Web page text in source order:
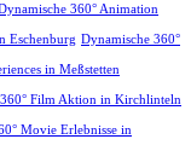
360° Animation
Eschenburg Dynamische 360°
in Meßstetten
Film Aktion in Kirchlinteln
Movie Erlebnisse in